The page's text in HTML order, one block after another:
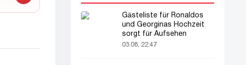
Gästeliste für Ronaldos
und Georginas Hochzeit
sorgt für Aufsehen
03.08, 22:47